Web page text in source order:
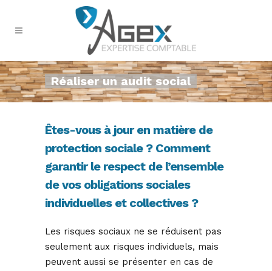
Réaliser un audit social
Êtes-vous à jour en matière de
protection sociale ? Comment
garantir le respect de l’ensemble
de vos obligations sociales
individuelles et collectives ?
Les risques sociaux ne se réduisent pas
seulement aux risques individuels, mais
peuvent aussi se présenter en cas de